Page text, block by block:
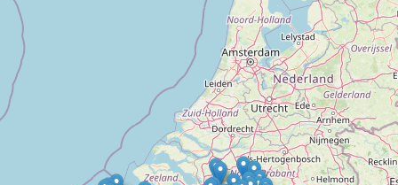
Schapentocht
Het lossen van de kunst